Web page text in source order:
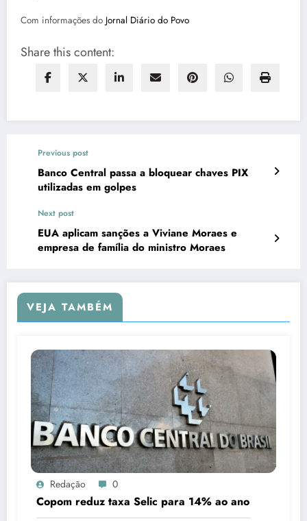
Com informações do Jornal Diário do Povo
Share this content:
Previous post
Banco Central passa a bloquear chaves PIX
utilizadas em golpes
Next post
EUA aplicam sanções a Viviane Moraes e
empresa de família do ministro Moraes
VEJA TAMBÉM
Redação 0
Copom reduz taxa Selic para 14% ao ano